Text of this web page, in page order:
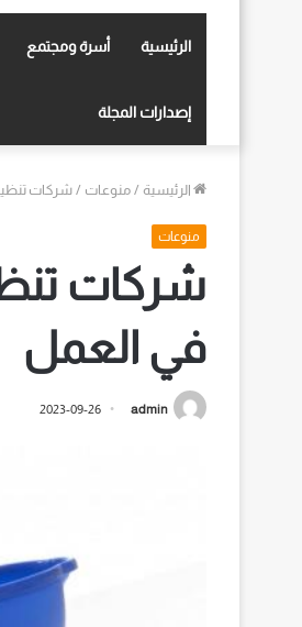
الرئيسية أسرة ومجتمع
إصدارات المجلة
الرئيسية / منوعات /شركات
منوعات
شركات
في العمل
admin
2023-09-26